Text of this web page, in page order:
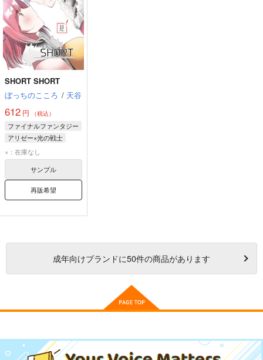
SHORT SHORT
ぼっちのこころ / 天谷
612 円 （税込）
ファイナルファンタジー
アリゼー×光の戦士
アリゼー・ルヴェユール
光の戦士♀
×：在庫なし
サンプル
再販希望
成年向けブランドに50件の商品があります